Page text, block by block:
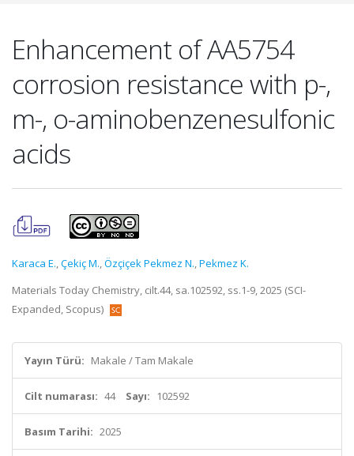
Enhancement of AA5754
corrosion resistance with p-,
m-, o-aminobenzenesulfonic
acids
Karaca E.,Çekiç M.,Özçiçek Pekmez N.,Pekmez K.
Materials Today Chemistry, cilt.44, sa.102592, ss.1-9, 2025 (SCI-
Expanded, Scopus)
Yayın Türü: Makale / Tam Makale
Cilt numarası: 44 Sayı: 102592
Basım Tarihi: 2025